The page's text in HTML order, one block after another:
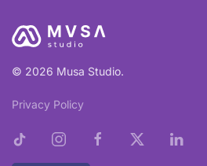
© 2026 Musa Studio.
Privacy Policy